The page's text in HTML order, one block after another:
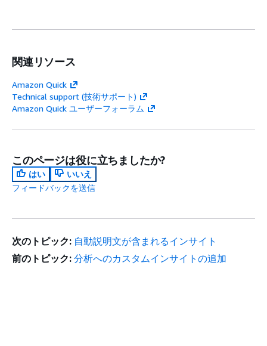
関連リソース
Amazon Quick
Technical support (技術サポート)
Amazon Quick ユーザーフォーラム
このページは役に立ちましたか?
はい
いいえ
フィードバックを送信
次のトピック: 自動説明文が含まれるインサイト
前のトピック: 分析へのカスタムインサイトの追加